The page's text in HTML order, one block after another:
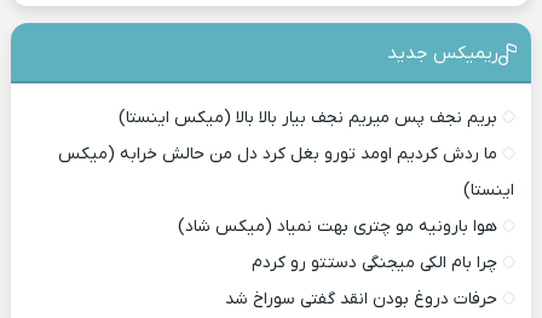
ریمیکس جدید
بریم نجف پس میریم نجف بیار بالا بالا (میکس اینستا)
ما ردش کردیم اومد تورو بغل کرد دل من حالش خرابه (میکس
اینستا)
هوا بارونیه مو چتری بهت نمیاد (میکس شاد)
چرا بام الکی میجنگی دستتو رو کردم
حرفات دروغ بودن انقد گفتی سوراخ شد